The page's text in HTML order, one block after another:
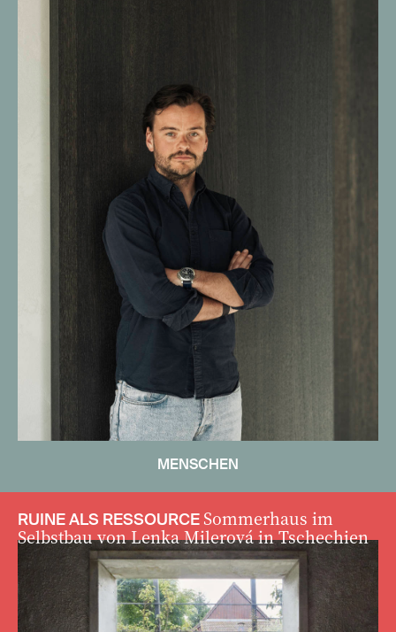
MENSCHEN
RUINE ALS RESSOURCE Sommerhaus im
Selbstbau von Lenka Milerová in Tschechien